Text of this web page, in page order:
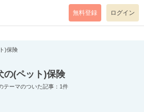
code=0 mode=return level=notice
無料登録 ログイン
)保険
の(ペット)保険
テーマのついた記事：1件